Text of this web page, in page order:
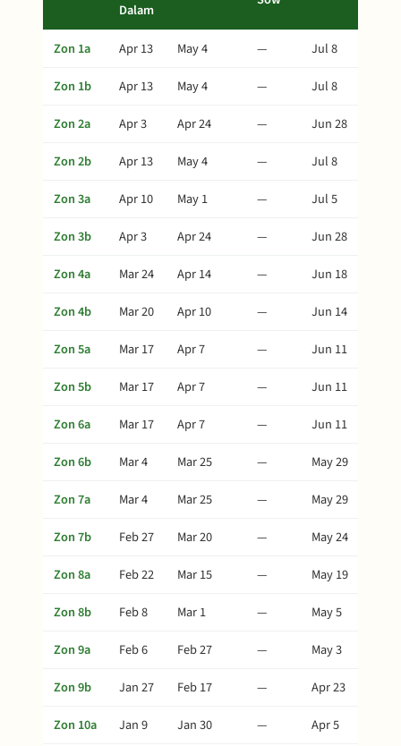
Dalam
Zon 1a Apr 13 May 4 —
Jul 8
Zon 1b
Apr 13 May 4 —
Jul 8
Zon 2a
Apr 3 Apr 24 —
Jun 28
Zon 2b
Apr 13 May 4 —
Jul 8
Zon 3a
Apr 10 May 1 —
Jul 5
Zon 3b
Apr 3 Apr 24 —
Jun 28
Zon 4a
Mar 24 Apr 14 —
Jun 18
Zon 4b
Mar 20 Apr 10 —
Jun 14
Zon 5a
Mar 17 Apr 7 —
Jun 11
Zon 5b
Mar 17 Apr 7 —
Jun 11
Zon 6a
Mar 17 Apr 7 —
Jun 11
Zon 6b
Mar 4 Mar 25 —
May 29
Zon 7a
Mar 4 Mar 25 —
May 29
Zon 7b
Feb 27 Mar 20 —
May 24
Zon 8a
Feb 22 Mar 15 —
May 19
Zon 8b
Feb 8 Mar 1 —
May 5
Zon 9a
Feb 6 Feb 27 —
May 3
Zon 9b
Jan 27 Feb 17 —
Apr 23
Zon 10a
Jan 9 Jan 30 — Apr 5